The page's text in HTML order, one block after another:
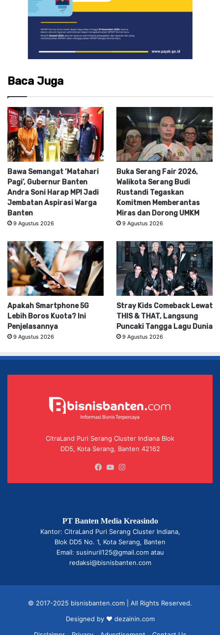
Baca Juga
Bawa Semangat ‘Matahari
Pagi’, Gubernur Banten
Andra Soni Harap MPI Jadi
Jembatan Aspirasi Warga
Banten
9 Agustus 2026
Buka Serang Fair 2026,
Walikota Serang Budi
Rustandi Tegaskan
Komitmen Memberantas
Miras dan Dorong UMKM
9 Agustus 2026
Apakah Smartphone 5G
Lebih Boros Kuota? Ini
Penjelasannya
9 Agustus 2026
Stray Kids Comeback Lewat
THIS & THAT, Langsung
Puncaki Tangga Lagu Dunia
9 Agustus 2026
CitraLand Puri Serang Cluster Indiana Blok
DD5, Kota Serang, Banten 42162
Facebook
YouTube
PT Banten Media Kreasindo
Kantor: CitraLand Puri Serang Cluster Indiana,
Blok DD5 No. 1, Kota Serang, Banten
Email: susinuril125@gmail.com atau
redaksi@bisnisbanten.com
© 2017-2025 bisnisbanten.com | All Rights Reserved.
Designed by ❤ dezainin.com